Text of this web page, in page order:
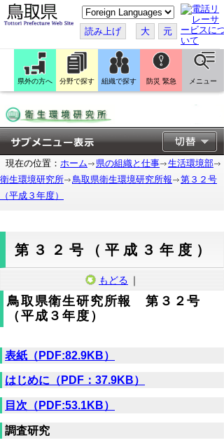
こ
の
ペ
ー
ジ
翻
訳
す
読み上げ 大 元
県外の方へ 分野で探す 組織で探す 防災 緊急 メニュー
現在の位置： ホーム 県の組織と仕事
生活環境部
衛生環境研究所
鳥取県衛生環境研究所報
第３２号
（平成３年度）
第３２号（平成３年度）
もどる ｜
鳥取県衛生研究所報 第３２号
（平成３年度）
表紙（PDF:82.9KB）
はじめに（PDF：37.9KB）
目次（PDF:53.1KB）
調査研究